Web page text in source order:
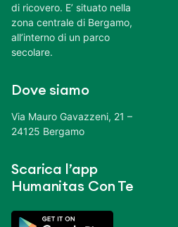
di ricovero. E’ situato nella
zona centrale di Bergamo,
all’interno di un parco
secolare.
Dove siamo
Via Mauro Gavazzeni, 21 –
24125 Bergamo
Scarica l’app
Humanitas Con Te